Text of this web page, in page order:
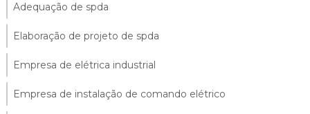
Adequação de spda
Elaboração de projeto de spda
Empresa de elétrica industrial
Empresa de instalação de comando elétrico